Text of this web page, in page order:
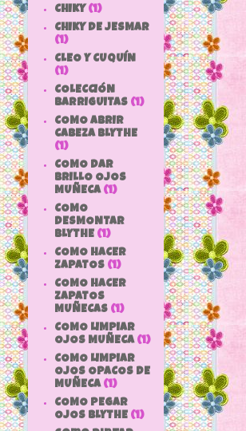
CHIKY (1)
CHIKY DE JESMAR
(1)
CLEO Y CUQUÍN
(1)
COLECCIÓN
BARRIGUITAS (1)
COMO ABRIR
CABEZA BLYTHE
(1)
COMO DAR
BRILLO OJOS
MUÑECA (1)
COMO
DESMONTAR
BLYTHE (1)
COMO HACER
ZAPATOS (1)
COMO HACER
ZAPATOS
MUÑECAS (1)
COMO LIMPIAR
OJOS MUÑECA (1)
COMO LIMPIAR
OJOS OPACOS DE
MUÑECA (1)
COMO PEGAR
OJOS BLYTHE (1)